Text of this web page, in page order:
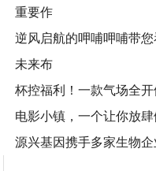
重要作
逆风启航的呷哺呷哺带
未来布
杯控福利！一款气场全
电影小镇，一个让你放
源兴基因携手多家生物